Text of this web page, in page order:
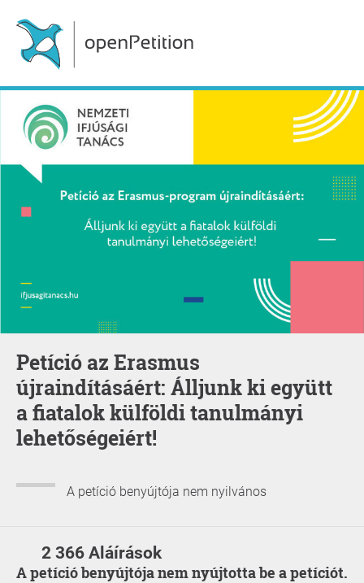
Petíció az Erasmus
újraindításáért: Álljunk ki együtt
a fiatalok külföldi tanulmányi
lehetőségeiért!
A petíció benyújtója nem nyilvános
2 366 Aláírások
A petíció benyújtója nem nyújtotta be a petíciót.